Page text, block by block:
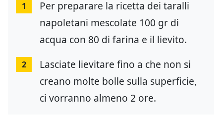
1
Per preparare la ricetta dei taralli
napoletani mescolate 100 gr di
acqua con 80 di farina e il lievito.
2
Lasciate lievitare fino a che non si
creano molte bolle sulla superficie,
ci vorranno almeno 2 ore.